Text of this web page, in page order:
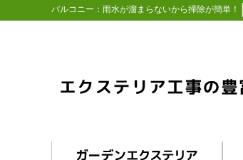
バルコニー：雨水が溜まらないから掃除が簡単！